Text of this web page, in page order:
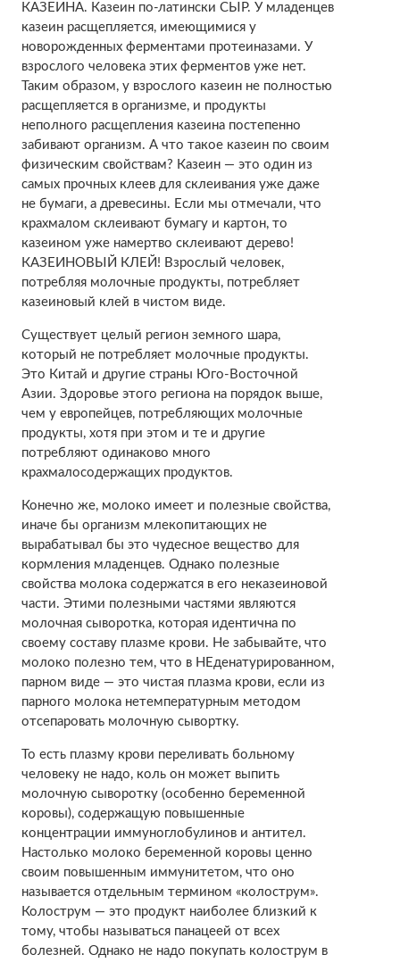
КАЗЕИНА. Казеин по-латински СЫР. У младенцев
казеин расщепляется, имеющимися у
новорожденных ферментами протеиназами. У
взрослого человека этих ферментов уже нет.
Таким образом, у взрослого казеин не полностью
расщепляется в организме, и продукты
неполного расщепления казеина постепенно
забивают организм. А что такое казеин по своим
физическим свойствам? Казеин — это один из
самых прочных клеев для склеивания уже даже
не бумаги, а древесины. Если мы отмечали, что
крахмалом склеивают бумагу и картон, то
казеином уже намертво склеивают дерево!
КАЗЕИНОВЫЙ КЛЕЙ! Взрослый человек,
потребляя молочные продукты, потребляет
казеиновый клей в чистом виде.
Существует целый регион земного шара,
который не потребляет молочные продукты.
Это Китай и другие страны Юго-Восточной
Азии. Здоровье этого региона на порядок выше,
чем у европейцев, потребляющих молочные
продукты, хотя при этом и те и другие
потребляют одинаково много
крахмалосодержащих продуктов.
Конечно же, молоко имеет и полезные свойства,
иначе бы организм млекопитающих не
вырабатывал бы это чудесное вещество для
кормления младенцев. Однако полезные
свойства молока содержатся в его неказеиновой
части. Этими полезными частями являются
молочная сыворотка, которая идентична по
своему составу плазме крови. Не забывайте, что
молоко полезно тем, что в НЕденатурированном,
парном виде — это чистая плазма крови, если из
парного молока нетемпературным методом
отсепаровать молочную сывортку.
То есть плазму крови переливать больному
человеку не надо, коль он может выпить
молочную сыворотку (особенно беременной
коровы), содержащую повышенные
концентрации иммуноглобулинов и антител.
Настолько молоко беременной коровы ценно
своим повышенным иммунитетом, что оно
называется отдельным термином «колострум».
Колострум — это продукт наиболее близкий к
тому, чтобы называться панацеей от всех
болезней. Однако не надо покупать колострум в